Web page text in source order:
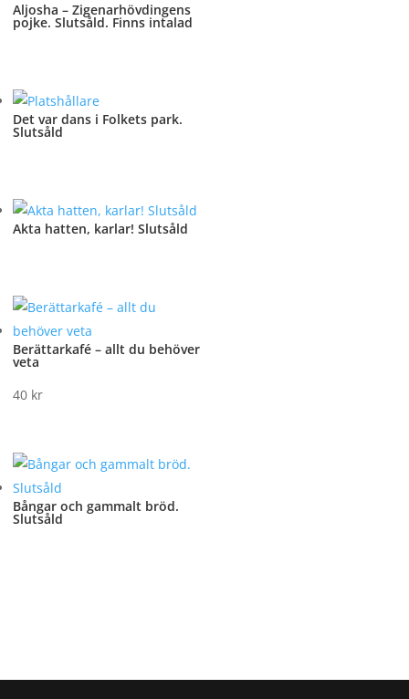
Aljosha – Zigenarhövdingens
pojke. Slutsåld. Finns intalad
Det var dans i Folkets park.
Slutsåld
Akta hatten, karlar! Slutsåld
Berättarkafé – allt du behöver
veta
40 kr
Bångar och gammalt bröd.
Slutsåld